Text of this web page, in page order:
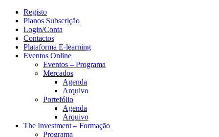
Registo
Planos Subscrição
Login/Conta
Contactos
Plataforma E-learning
Eventos Online
Eventos – Programa
Mercados
Agenda
Arquivo
Portefólio
Agenda
Arquivo
The Investment – Formação
Programa